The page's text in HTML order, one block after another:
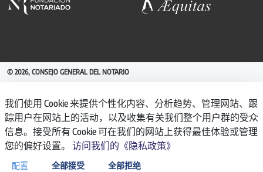
© 2026, CONSEJO GENERAL DEL NOTARIO
REGISTRO DE ACTIVIDADES DE TRATAMIENTO
AVISO LEGAL
POLÍTICA DE PRIVACIDAD
POLÍTICA DE COOKIES
ACCESIBILIDAD
我们使用 Cookie 来提供个性化内容、分析趋势、管理网站、跟
踪用户在网站上的活动，以及收集有关我们整个用户群的受众
信息。接受所有 Cookie 可在我们的网站上获得最佳体验或管理
您的偏好设置。 访问我们的《隐私政策》
配置 全部接受 全部拒绝